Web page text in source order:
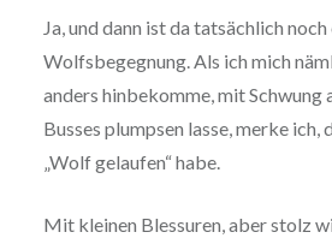
Ja, und dann ist da tatsächlich
Wolfsbegegnung. Als ich mich
anders hinbekomme, mit Schwung
Busses plumpsen lasse, merke ich,
„Wolf gelaufen“ habe.
Mit kleinen Blessuren, aber stolz